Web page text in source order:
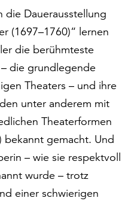
die Dauerausstellung
(1697–1760)“ lernen
die berühmteste
die grundlegende
Theaters – und ihre
unter anderem mit
Theaterformen
gemacht. Und
– wie sie respektvoll
wurde – trotz
einer schwierigen